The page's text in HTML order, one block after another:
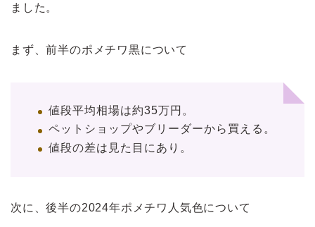
ました。
まず、前半のポメチワ黒について
値段平均相場は約35万円。
ペットショップやブリーダーから買える。
値段の差は見た目にあり。
次に、後半の2024年ポメチワ人気色について